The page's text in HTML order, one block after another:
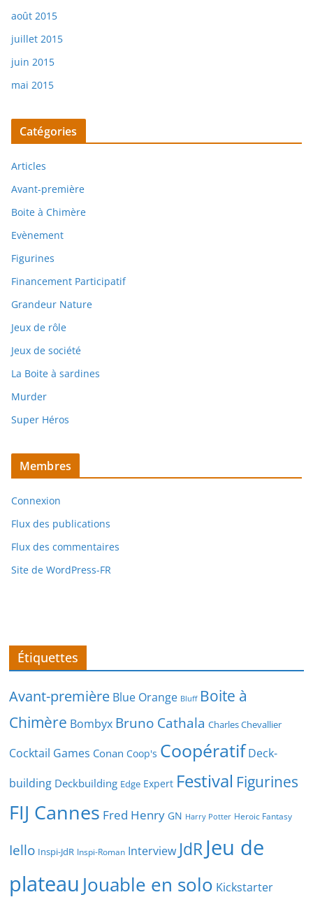
août 2015
juillet 2015
juin 2015
mai 2015
Catégories
Articles
Avant-première
Boite à Chimère
Evènement
Figurines
Financement Participatif
Grandeur Nature
Jeux de rôle
Jeux de société
La Boite à sardines
Murder
Super Héros
Membres
Connexion
Flux des publications
Flux des commentaires
Site de WordPress-FR
Étiquettes
Avant-première Blue Orange Bluff Boite à
Chimère Bombyx Bruno Cathala Charles Chevallier
Cocktail Games Conan Coop's Coopératif Deck-
building Deckbuilding Edge Expert Festival Figurines
FIJ Cannes Fred Henry GN Harry Potter Heroic Fantasy
Iello Inspi-JdR Inspi-Roman Interview JdRJeu de
plateau Jouable en solo Kickstarter